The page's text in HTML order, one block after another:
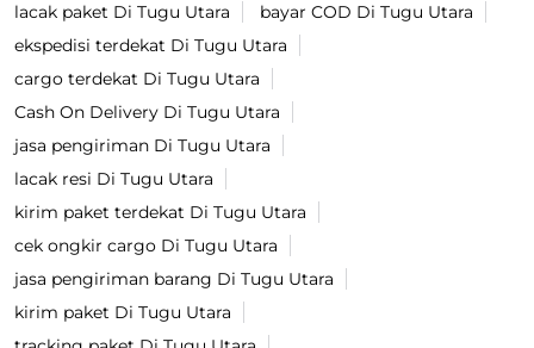
lacak paket Di Tugu Utara
bayar COD Di Tugu Utara
ekspedisi terdekat Di Tugu Utara
cargo terdekat Di Tugu Utara
Cash On Delivery Di Tugu Utara
jasa pengiriman Di Tugu Utara
lacak resi Di Tugu Utara
kirim paket terdekat Di Tugu Utara
cek ongkir cargo Di Tugu Utara
jasa pengiriman barang Di Tugu Utara
kirim paket Di Tugu Utara